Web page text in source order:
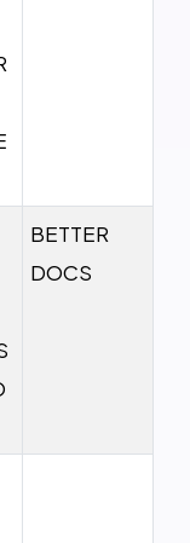
BETTER
DOCS